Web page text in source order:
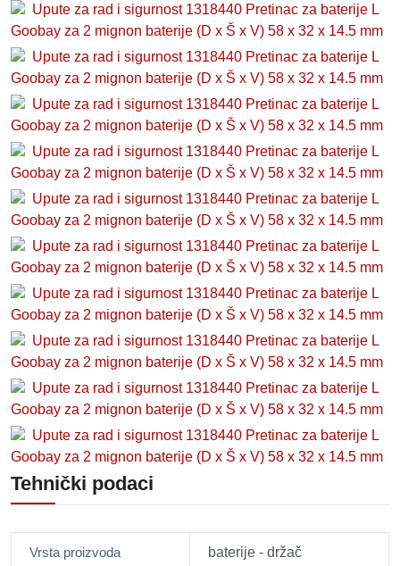
Upute za rad i sigurnost 1318440 Pretinac za baterije L
Goobay za 2 mignon baterije (D x Š x V) 58 x 32 x 14.5 mm
Upute za rad i sigurnost 1318440 Pretinac za baterije L
Goobay za 2 mignon baterije (D x Š x V) 58 x 32 x 14.5 mm
Upute za rad i sigurnost 1318440 Pretinac za baterije L
Goobay za 2 mignon baterije (D x Š x V) 58 x 32 x 14.5 mm
Upute za rad i sigurnost 1318440 Pretinac za baterije L
Goobay za 2 mignon baterije (D x Š x V) 58 x 32 x 14.5 mm
Upute za rad i sigurnost 1318440 Pretinac za baterije L
Goobay za 2 mignon baterije (D x Š x V) 58 x 32 x 14.5 mm
Upute za rad i sigurnost 1318440 Pretinac za baterije L
Goobay za 2 mignon baterije (D x Š x V) 58 x 32 x 14.5 mm
Upute za rad i sigurnost 1318440 Pretinac za baterije L
Goobay za 2 mignon baterije (D x Š x V) 58 x 32 x 14.5 mm
Upute za rad i sigurnost 1318440 Pretinac za baterije L
Goobay za 2 mignon baterije (D x Š x V) 58 x 32 x 14.5 mm
Upute za rad i sigurnost 1318440 Pretinac za baterije L
Goobay za 2 mignon baterije (D x Š x V) 58 x 32 x 14.5 mm
Upute za rad i sigurnost 1318440 Pretinac za baterije L
Goobay za 2 mignon baterije (D x Š x V) 58 x 32 x 14.5 mm
Tehnički podaci
Vrsta proizvoda baterije - držač